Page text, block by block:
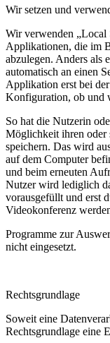
Wir setzen und
Wir verwenden „Local
Applikationen, die im
abzulegen. Anders als
automatisch an einen
Applikation erst bei
Konfiguration, ob und
So hat die Nutzerin
Möglichkeit ihren oder
speichern. Das wird
auf dem Computer
und beim erneuten
Nutzer wird lediglich
vorausgefüllt und erst
Videokonferenz
Programme zur
nicht eingesetzt.
Rechtsgrundlage
Soweit eine
Rechtsgrundlage eine